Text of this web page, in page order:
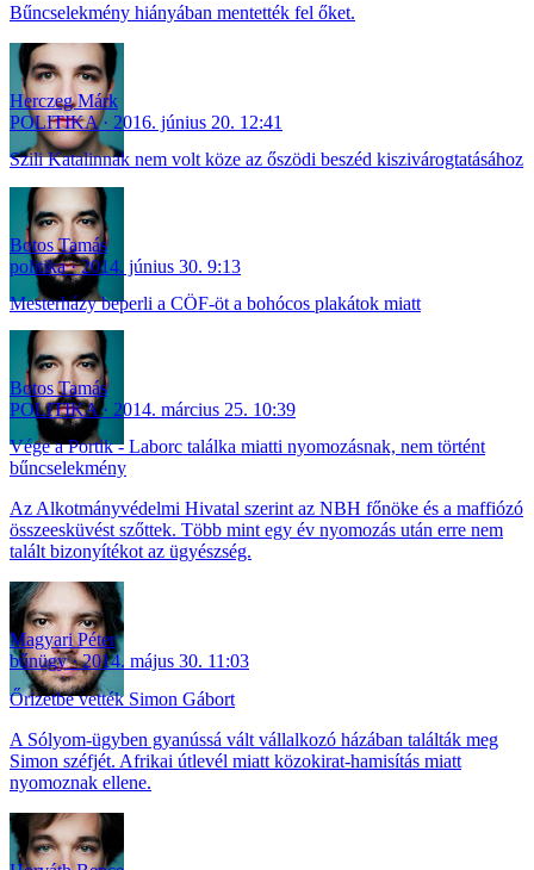
Bűncselekmény hiányában mentették fel őket.
Herczeg Márk
POLITIKA
2016. június 20. 12:41
Szili Katalinnak nem volt köze az őszödi beszéd kiszivárogtatásához
Botos Tamás
politika
2014. június 30. 9:13
Mesterházy beperli a CÖF-öt a bohócos plakátok miatt
Botos Tamás
POLITIKA
2014. március 25. 10:39
Vége a Portik - Laborc találka miatti nyomozásnak, nem történt
bűncselekmény
Az Alkotmányvédelmi Hivatal szerint az NBH főnöke és a maffiózó
összeesküvést szőttek. Több mint egy év nyomozás után erre nem
talált bizonyítékot az ügyészség.
Magyari Péter
bűnügy
2014. május 30. 11:03
Őrizetbe vették Simon Gábort
A Sólyom-ügyben gyanússá vált vállalkozó házában találták meg
Simon széfjét. Afrikai útlevél miatt közokirat-hamisítás miatt
nyomoznak ellene.